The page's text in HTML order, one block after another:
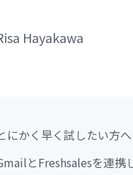
Hayakawa
にかく早く試したい方へ
とFreshsalesを連携